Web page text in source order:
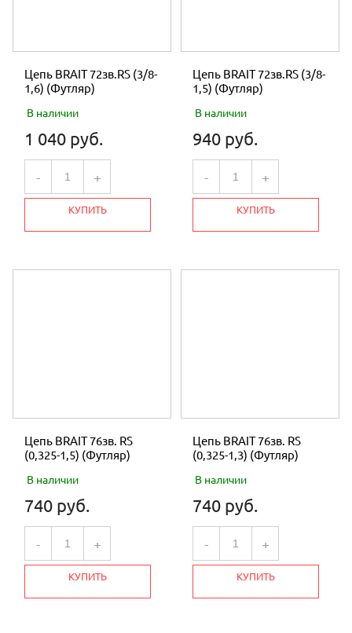
Цепь BRAIT 72зв.RS (3/8-
1,6) (Футляр)
В наличии
1 040 руб.
- +
КУПИТЬ
Цепь BRAIT 72зв.RS (3/8-
1,5) (Футляр)
В наличии
940 руб.
- +
КУПИТЬ
Цепь BRAIT 76зв. RS
(0,325-1,5) (Футляр)
В наличии
740 руб.
- +
КУПИТЬ
Цепь BRAIT 76зв. RS
(0,325-1,3) (Футляр)
В наличии
740 руб.
- +
КУПИТЬ